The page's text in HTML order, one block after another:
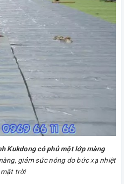
Kukdong có phủ một lớp màng
giảm sức nóng do bức xạ nhiệt
mặt trời